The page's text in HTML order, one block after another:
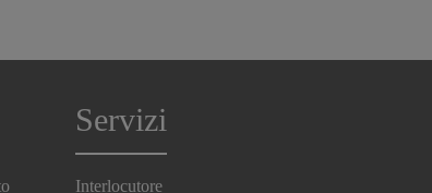
Servizi
Interlocutore